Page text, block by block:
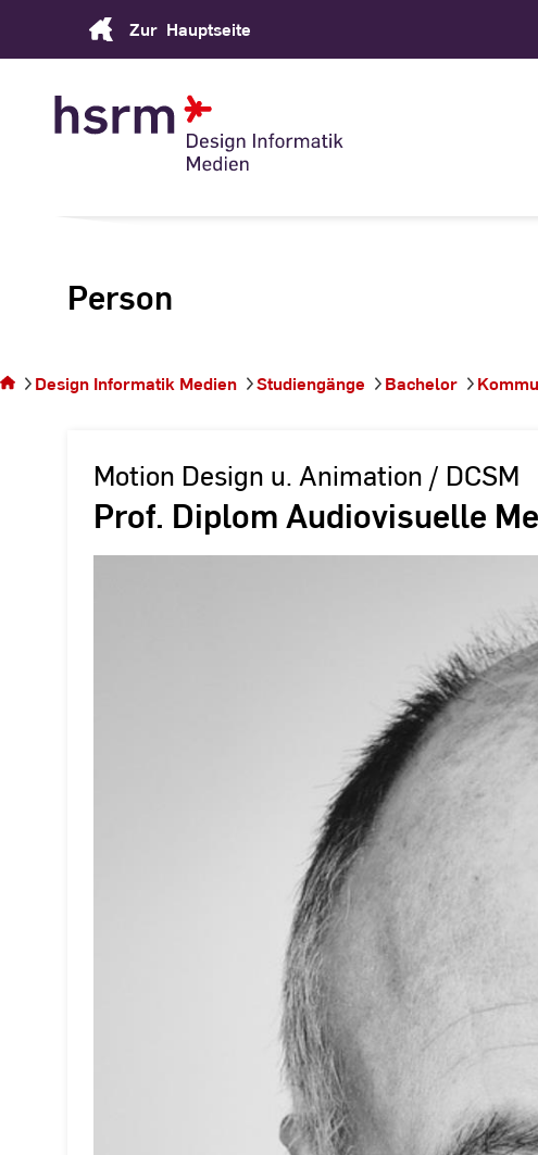
Zur Hauptseite
Person
sich auf
der
Design Informatik Medien Studiengänge Bachelor
Motion Design u. Animation / DCSM
Prof. Diplom Audiovisuelle